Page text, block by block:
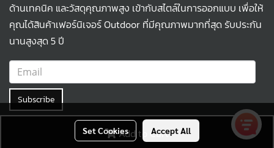
Add to Cart
ด้านเทคนิค และวัสดุคุณภาพสูง เข้ากับสไตล์ในการออกแบบ เพื่อให้
คุณได้สินค้าเฟอร์นิเจอร์ Outdoor ที่มีคุณภาพมากที่สุด รับประกัน
นานสูงสุด 5 ปี
Subscribe
© MS NATURAL DESIGN 2022 All Rights Reserved.
Set Cookies Accept All